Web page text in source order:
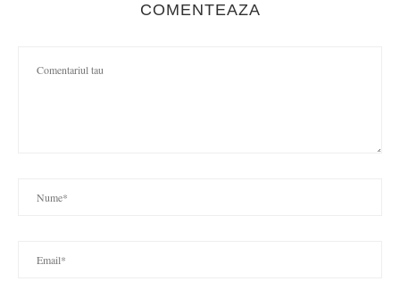
COMENTEAZA